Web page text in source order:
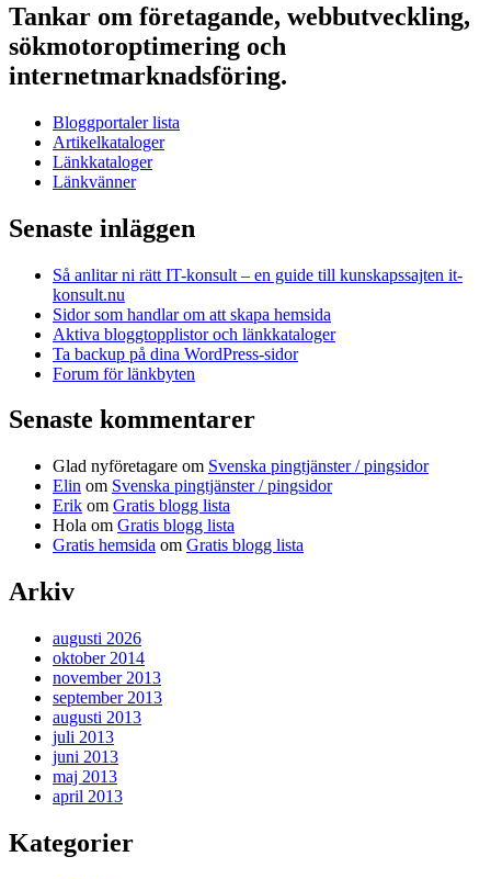
Tankar om företagande, webbutveckling,
sökmotoroptimering och
internetmarknadsföring.
Bloggportaler lista
Artikelkataloger
Länkkataloger
Länkvänner
Senaste inläggen
Så anlitar ni rätt IT-konsult – en guide till kunskapssajten it-
konsult.nu
Sidor som handlar om att skapa hemsida
Aktiva bloggtopplistor och länkkataloger
Ta backup på dina WordPress-sidor
Forum för länkbyten
Senaste kommentarer
Glad nyföretagare om Svenska pingtjänster / pingsidor
Elin om Svenska pingtjänster / pingsidor
Erik om Gratis blogg lista
Hola om Gratis blogg lista
Gratis hemsida om Gratis blogg lista
Arkiv
augusti 2026
oktober 2014
november 2013
september 2013
augusti 2013
juli 2013
juni 2013
maj 2013
april 2013
Kategorier